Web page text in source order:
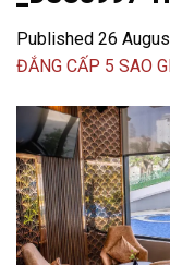
Published 26
ĐẮNG CẤP 5 SAO